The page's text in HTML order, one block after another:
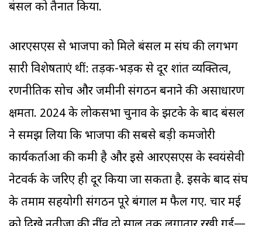
बंसल को तैनात किया.
आरएसएस से भाजपा को मिले बंसल में संघ की लगभग
सारी विशेषताएं थीं: तड़क-भड़क से दूर शांत व्यक्तित्व,
रणनीतिक सोच और जमीनी संगठन बनाने की असाधारण
क्षमता. 2024 के लोकसभा चुनाव के झटके के बाद बंसल
ने समझ लिया कि भाजपा की सबसे बड़ी कमजोरी
कार्यकर्ताओं की कमी है और इसे आरएसएस के स्वयंसेवी
नेटवर्क के जरिए ही दूर किया जा सकता है. इसके बाद संघ
के तमाम सहयोगी संगठन पूरे बंगाल में फैल गए. चार मई